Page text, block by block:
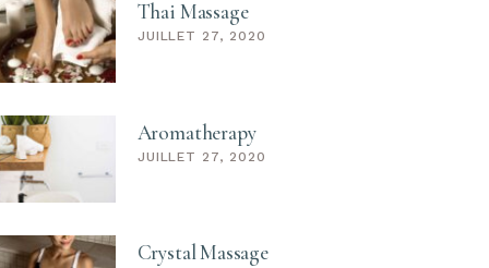
Thai Massage
JUILLET 27, 2020
Aromatherapy
JUILLET 27, 2020
Crystal Massage